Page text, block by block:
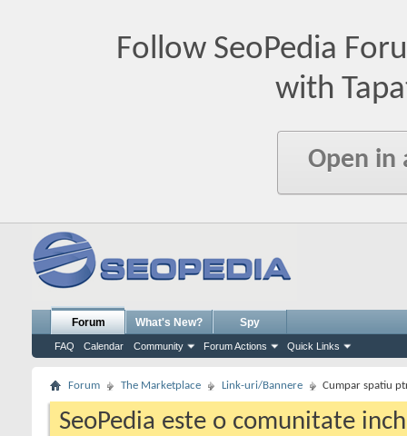
Follow SeoPedia
with
Open in
Forum
FAQ Calendar Community Forum Actions Quick Links
What's New? Spy
Forum The Marketplace Link-uri/Bannere Cumpar spatiu
SeoPedia este o comunitate